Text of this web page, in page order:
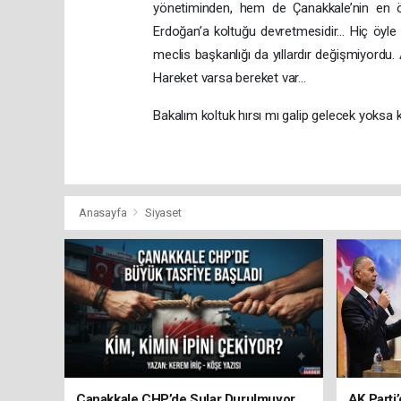
yönetiminden, hem de Çanakkale’nin
Erdoğan’a koltuğu devretmesidir… Hiç
meclis başkanlığı da yıllardır
Hareket varsa bereket var…
Bakalım koltuk hırsı mı galip gelecek
Anasayfa Siyaset